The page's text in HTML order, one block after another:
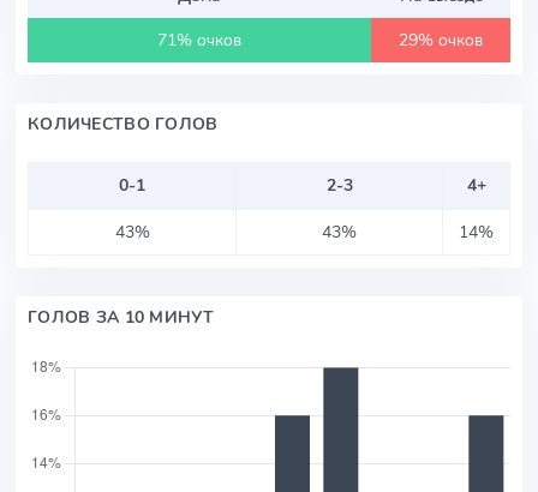
71% очков
29% очков
КОЛИЧЕСТВО ГОЛОВ
0-1 2-3
4+
43%
43% 14%
ГОЛОВ ЗА 10 МИНУТ